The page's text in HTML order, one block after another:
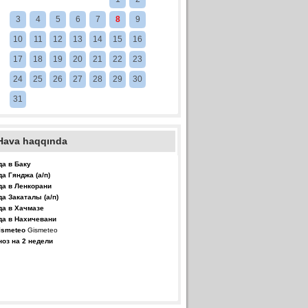
3 4 5 6 7 8 9
10 11 12 13 14 15 16
17 18 19 20 21 22 23
24 25 26 27 28 29 30
31
haqqında
в Баку
Гянджа (а/п)
в Ленкорани
Закаталы (а/п)
в Хачмазе
в Нахичевани
Gismeteo
на 2 недели